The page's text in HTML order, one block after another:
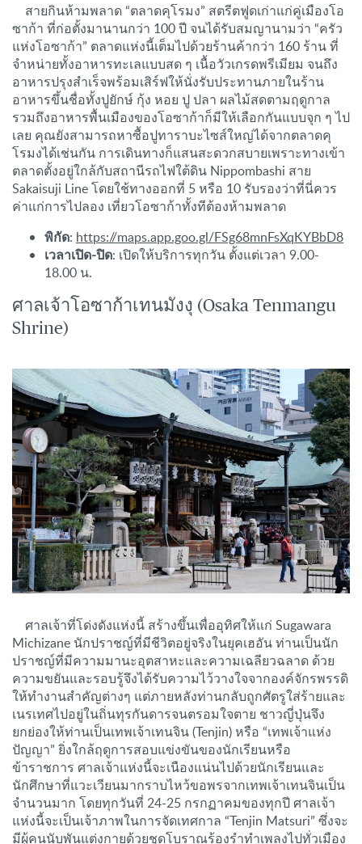
สายกินห้ามพลาด “ตลาดคุโรมง” สตรีตฟูดเก่าแก่คู่เมืองโอ
ซาก้า ที่ก่อตั้งมานานกว่า 100 ปี จนได้รับสมญานามว่า “ครัว
แห่งโอซาก้า” ตลาดแห่งนี้เต็มไปด้วยร้านค้ากว่า 160 ร้าน ที่
จำหน่ายทั้งอาหารทะเลแบบสด ๆ เนื้อวัวเกรดพรีเมียม จนถึง
อาหารปรุงสำเร็จพร้อมเสิร์ฟให้นั่งรับประทานภายในร้าน
อาหารขึ้นชื่อทั้งปูยักษ์ กุ้ง หอย ปู ปลา ผลไม้สดตามฤดูกาล
รวมถึงอาหารพื้นเมืองของโอซาก้าก็มีให้เลือกกันแบบจุก ๆ ไป
เลย คุณยังสามารถหาซื้อปูทาราบะไซส์ใหญ่ได้จากตลาดคุ
โรมงได้เช่นกัน การเดินทางก็แสนสะดวกสบายเพราะทางเข้า
ตลาดตั้งอยู่ใกล้กับสถานีรถไฟใต้ดิน Nippombashi สาย
Sakaisuji Line โดยใช้ทางออกที่ 5 หรือ 10 รับรองว่าที่นี่ควร
ค่าแก่การไปลอง เที่ยวโอซาก้าทั้งทีต้องห้ามพลาด
พิกัด: https://maps.app.goo.gl/FSg68mnFsXqKYBbD8
เวลาเปิด-ปิด: เปิดให้บริการทุกวัน ตั้งแต่เวลา 9.00-
18.00 น.
ศาลเจ้าโอซาก้าเทนมังงุ (Osaka Tenmangu
Shrine)
ศาลเจ้าที่โด่งดังแห่งนี้ สร้างขึ้นเพื่ออุทิศให้แก่ Sugawara
Michizane นักปราชญ์ที่มีชีวิตอยู่จริงในยุคเฮอัน ท่านเป็นนัก
ปราชญ์ที่มีความมานะอุตสาหะและความเฉลียวฉลาด ด้วย
ความขยันและรอบรู้จึงได้รับความไว้วางใจจากองค์จักรพรรดิ
ให้ทำงานสำคัญต่างๆ แต่ภายหลังท่านกลับถูกศัตรูใส่ร้ายและ
เนรเทศไปอยู่ในถิ่นทุรกันดารจนตรอมใจตาย ชาวญี่ปุ่นจึง
ยกย่องให้ท่านเป็นเทพเจ้าเทนจิน (Tenjin) หรือ “เทพเจ้าแห่ง
ปัญญา” ยิ่งใกล้ฤดูการสอบแข่งขันของนักเรียนหรือ
ข้าราชการ ศาลเจ้าแห่งนี้จะเนืองแน่นไปด้วยนักเรียนและ
นักศึกษาที่แวะเวียนมากราบไหว้ขอพรจากเทพเจ้าเทนจินเป็น
จำนวนมาก โดยทุกวันที่ 24-25 กรกฏาคมของทุกปี ศาลเจ้า
แห่งนี้จะเป็นเจ้าภาพในการจัดเทศกาล “Tenjin Matsuri” ซึ่งจะ
มีผู้คนนับพันแต่งกายด้วยชุดโบราณร้องรำทำเพลงไปทั่วเมือง